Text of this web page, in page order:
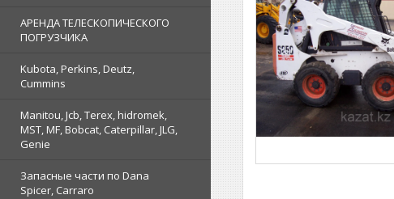
АРЕНДА ТЕЛЕСКОПИЧЕСКОГО
ПОГРУЗЧИКА
Kubota, Perkins, Deutz,
Cummins
Manitou, Jcb, Terex, hidromek,
MST, MF, Bobcat, Caterpillar, JLG,
Genie
Запасные части по Dana
Spicer, Carraro